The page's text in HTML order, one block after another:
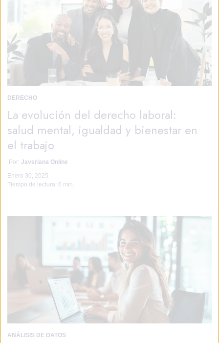
DERECHO
La evolución del derecho laboral:
salud mental, igualdad y bienestar en
el trabajo
Por: Javeriana Online
Enero 30, 2025
Tiempo de lectura: 6 min.
ANÁLISIS DE DATOS